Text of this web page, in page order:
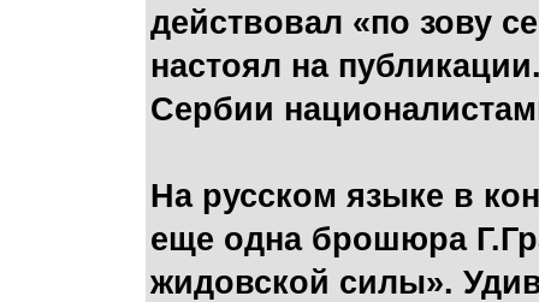
действовал «по зову
настоял на
Сербии
На русском языке в
еще одна брошюра
жидовской силы».